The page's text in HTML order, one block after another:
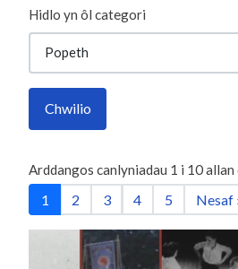
Hidlo yn ôl categori
Chwilio
Arddangos canlyniadau 1 i 10allan
1 2 3 4 5 Nesaf